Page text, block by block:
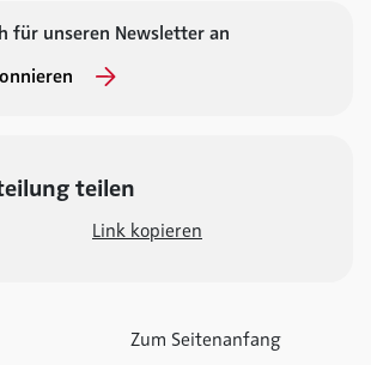
für unseren Newsletter an
teilen
Link kopieren
Zum Seitenanfang